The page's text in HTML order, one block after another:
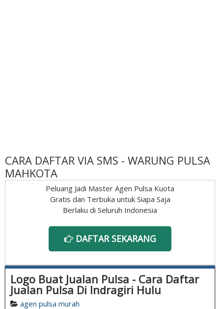
CARA DAFTAR VIA SMS - WARUNG PULSA
MAHKOTA
Peluang Jadi Master Agen Pulsa Kuota
Gratis dan Terbuka untuk Siapa Saja
Berlaku di Seluruh Indonesia
DAFTAR SEKARANG
Logo Buat Jualan Pulsa - Cara Daftar
Jualan Pulsa Di Indragiri Hulu
agen pulsa murah